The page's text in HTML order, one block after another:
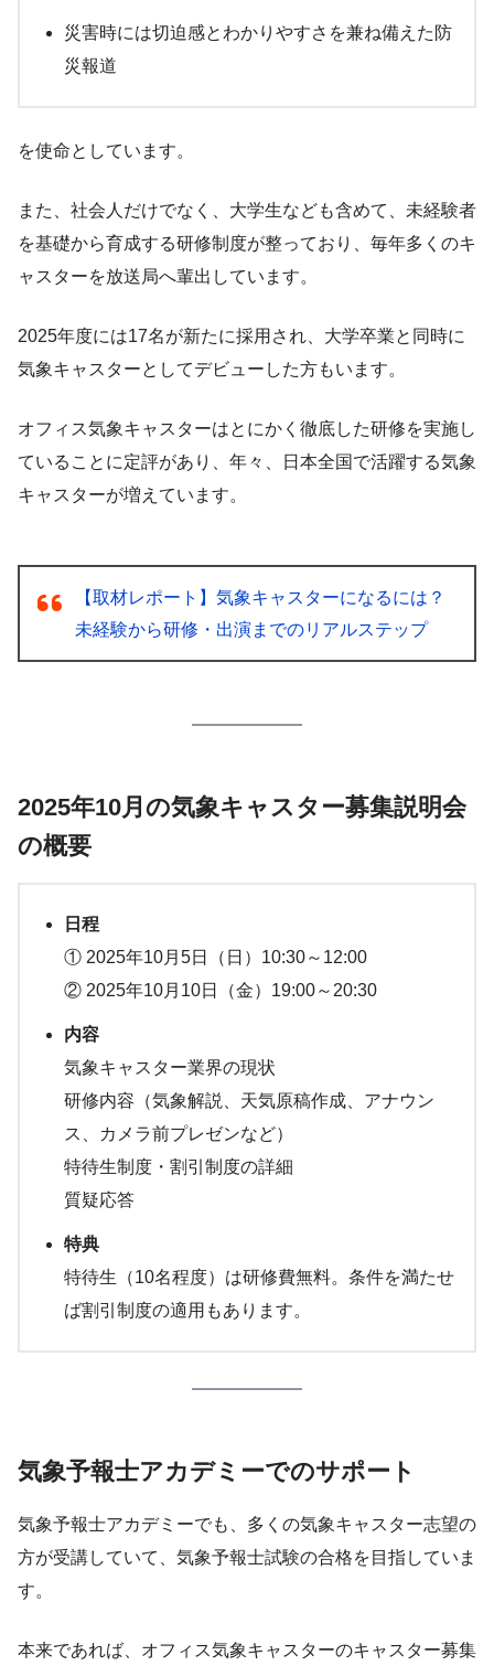
災害時には切迫感とわかりやすさを兼ね備えた防
災報道
を使命としています。
また、社会人だけでなく、大学生なども含めて、未経験者
を基礎から育成する研修制度が整っており、毎年多くのキ
ャスターを放送局へ輩出しています。
2025年度には17名が新たに採用され、大学卒業と同時に
気象キャスターとしてデビューした方もいます。
オフィス気象キャスターはとにかく徹底した研修を実施し
ていることに定評があり、年々、日本全国で活躍する気象
キャスターが増えています。
【取材レポート】気象キャスターになるには？
未経験から研修・出演までのリアルステップ
2025年10月の気象キャスター募集説明会
の概要
日程
① 2025年10月5日（日）10:30～12:00
② 2025年10月10日（金）19:00～20:30
内容
気象キャスター業界の現状
研修内容（気象解説、天気原稿作成、アナウン
ス、カメラ前プレゼンなど）
特待生制度・割引制度の詳細
質疑応答
特典
特待生（10名程度）は研修費無料。条件を満たせ
ば割引制度の適用もあります。
気象予報士アカデミーでのサポート
気象予報士アカデミーでも、多くの気象キャスター志望の
方が受講していて、気象予報士試験の合格を目指していま
す。
本来であれば、オフィス気象キャスターのキャスター募集